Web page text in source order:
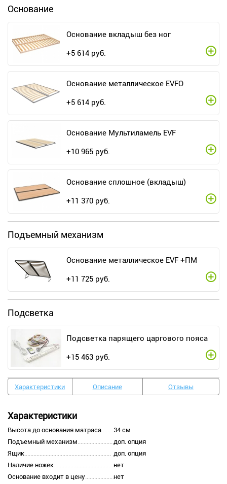
Основание
Основание вкладыш без ног
+5 614 руб.
Основание металлическое EVFO
+5 614 руб.
Основание Мультиламель EVF
+10 965 руб.
Основание сплошное (вкладыш)
+11 370 руб.
Подъемный механизм
Основание металлическое EVF +ПМ
+11 725 руб.
Подсветка
Подсветка парящего царгового пояса
+15 463 руб.
Характеристики Описание Отзывы
Характеристики
Высота до основания матраса
34 см
Подъемный механизм
доп. опция
Ящик
доп. опция
Наличие ножек
нет
Основание входит в цену
нет